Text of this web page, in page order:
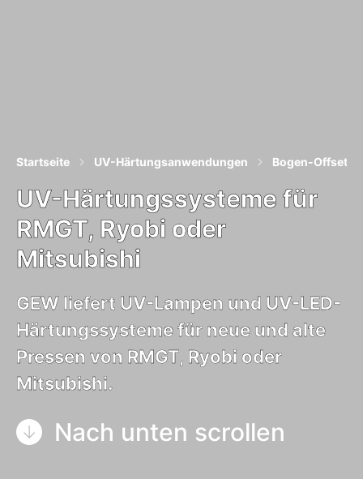
Startseite UV-Härtungsanwendungen Bogen-
UV-Härtungssysteme für
RMGT, Ryobi oder
Mitsubishi
GEW liefert UV-Lampen und UV-LED-
Härtungssysteme für neue und alte
Pressen von RMGT, Ryobi oder
Mitsubishi.
Nach unten scrollen